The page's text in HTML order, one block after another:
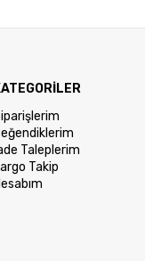
Taleplerim
Takip